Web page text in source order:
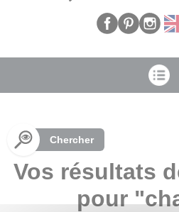
Chercher
Vos résultats
pour